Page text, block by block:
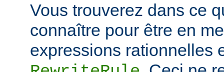
Vous trouverez dans ce
connaître pour être en
expressions rationnelles